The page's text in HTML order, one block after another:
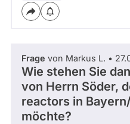
Frage von Markus L. •
Wie stehen Sie
von Herrn Söder,
reactors in
möchte?